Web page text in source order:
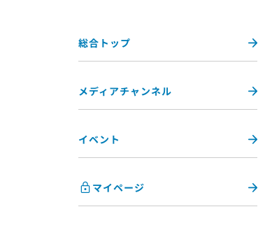
総合トップ
メディアチャンネル
イベント
マイページ